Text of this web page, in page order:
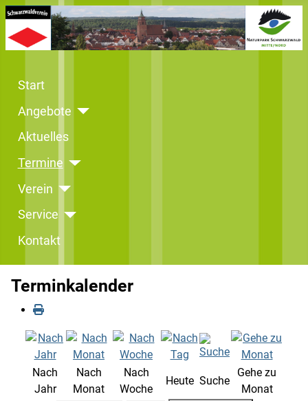
Start
Angebote
Aktuelles
Termine
Verein
Service
Kontakt
Terminkalender
Nach
Jahr
Nach
Monat
Nach
Woche
Heute Suche
Gehe zu
Monat